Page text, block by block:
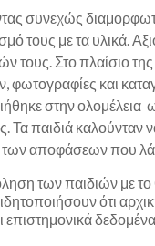
συνεχώς
τους με τα υλικά.
τους. Στο πλαίσιο
φωτογραφίες και
στην ολομέλεια
παιδιά καλούνταν
αποφάσεων που
των παιδιών με το
ότι